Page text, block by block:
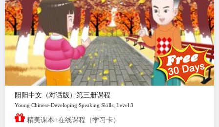
阳阳中文（对话版）第三册课程
Young Chinese-Developing Speaking Skills, Level 3
精美课本+在线课程（学习卡）